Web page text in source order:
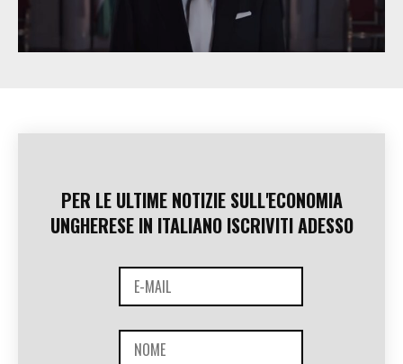
PER LE ULTIME NOTIZIE SULL'ECONOMIA
UNGHERESE IN ITALIANO ISCRIVITI ADESSO